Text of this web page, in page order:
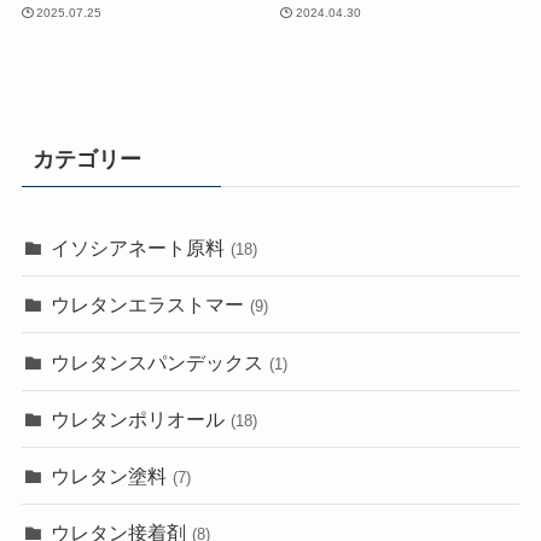
2025.07.25 2024.04.30
カテゴリー
イソシアネート原料 (18)
ウレタンエラストマー (9)
ウレタンスパンデックス (1)
ウレタンポリオール (18)
ウレタン塗料 (7)
ウレタン接着剤 (8)